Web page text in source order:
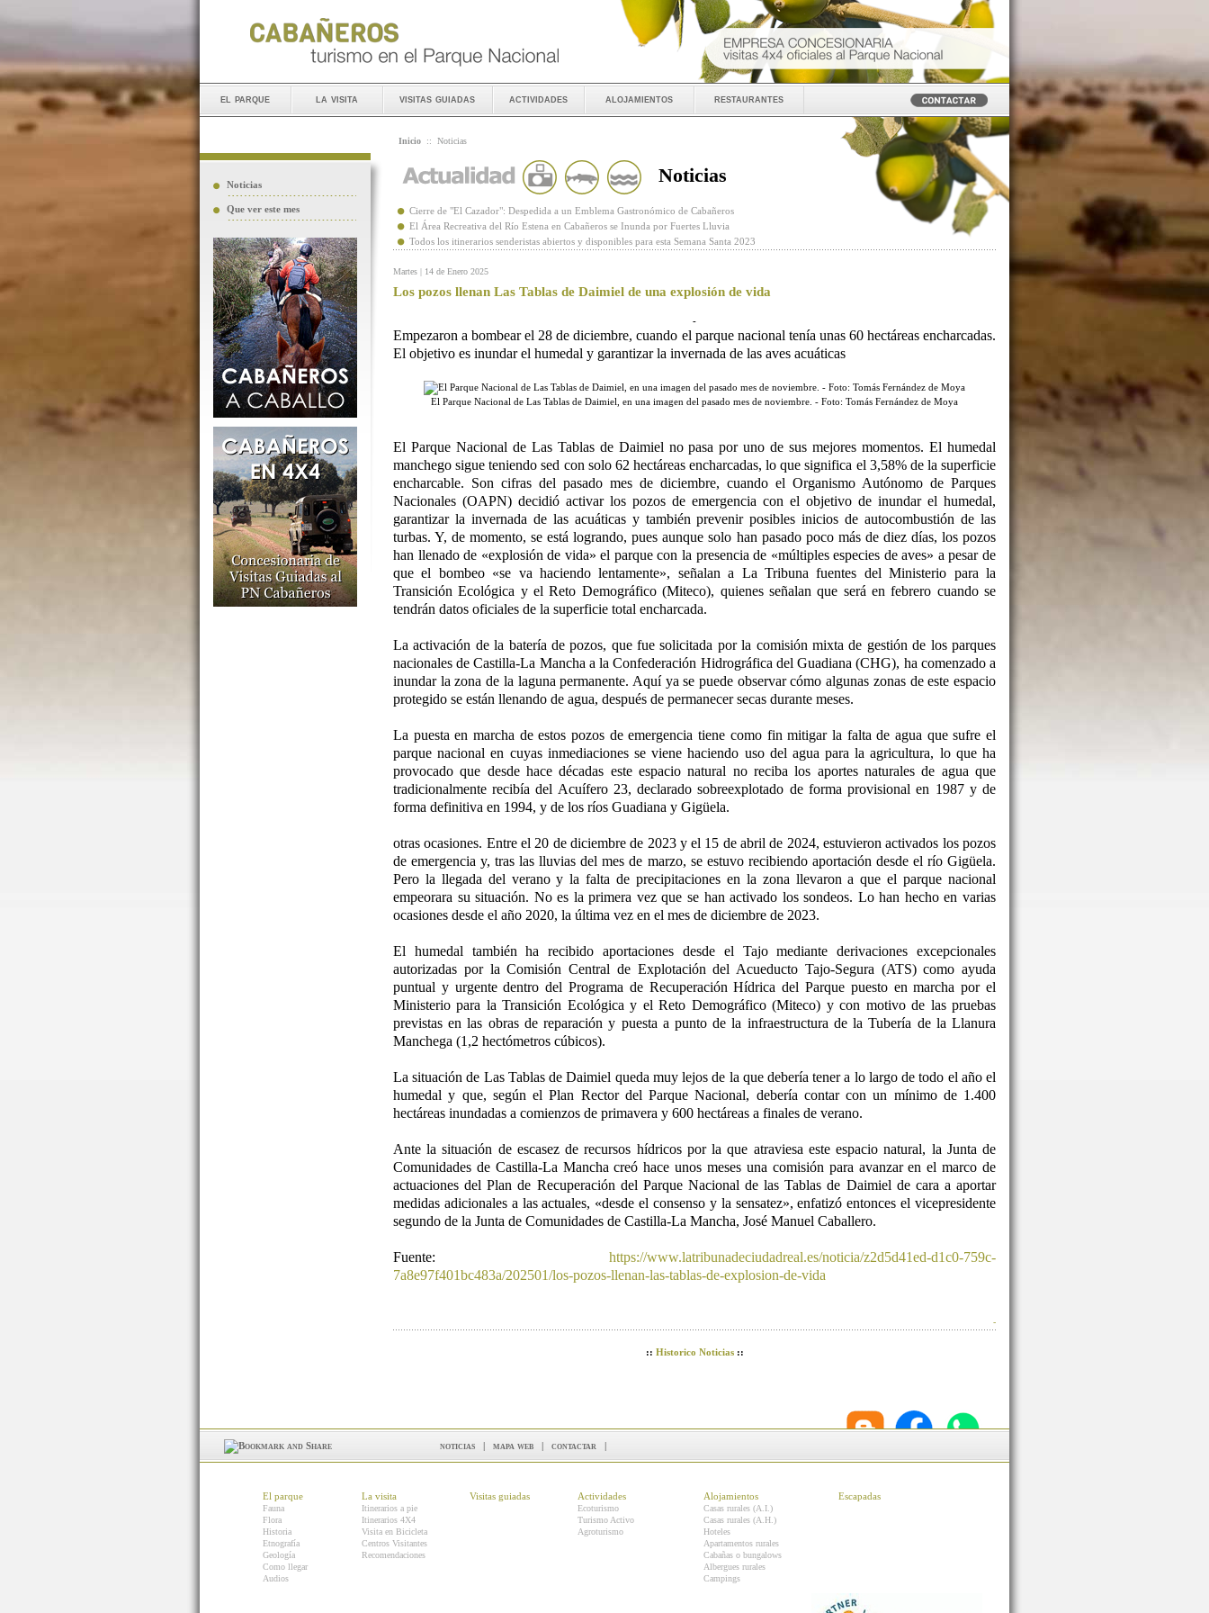
el parque la visita visitas guiadas actividades alojamientos restaurantes
Noticias
Que ver este mes
Inicio :: Noticias
Noticias
Cierre de "El Cazador": Despedida a un Emblema Gastronómico de Cabañeros
El Área Recreativa del Río Estena en Cabañeros se Inunda por Fuertes Lluvia
Todos los itinerarios senderistas abiertos y disponibles para esta Semana Santa 2023
Martes | 14 de Enero 2025
Los pozos llenan Las Tablas de Daimiel de una explosión de vida
-
Empezaron a bombear el 28 de diciembre, cuando el parque nacional tenía unas 60 hectáreas encharcadas.
El objetivo es inundar el humedal y garantizar la invernada de las aves acuáticas
El Parque Nacional de Las Tablas de Daimiel, en una imagen del pasado mes de noviembre. - Foto: Tomás Fernández de Moya
El Parque Nacional de Las Tablas de Daimiel no pasa por uno de sus mejores momentos. El humedal
manchego sigue teniendo sed con solo 62 hectáreas encharcadas, lo que significa el 3,58% de la superficie
encharcable. Son cifras del pasado mes de diciembre, cuando el Organismo Autónomo de Parques
Nacionales (OAPN) decidió activar los pozos de emergencia con el objetivo de inundar el humedal,
garantizar la invernada de las acuáticas y también prevenir posibles inicios de autocombustión de las
turbas. Y, de momento, se está logrando, pues aunque solo han pasado poco más de diez días, los pozos
han llenado de «explosión de vida» el parque con la presencia de «múltiples especies de aves» a pesar de
que el bombeo «se va haciendo lentamente», señalan a La Tribuna fuentes del Ministerio para la
Transición Ecológica y el Reto Demográfico (Miteco), quienes señalan que será en febrero cuando se
tendrán datos oficiales de la superficie total encharcada.
La activación de la batería de pozos, que fue solicitada por la comisión mixta de gestión de los parques
nacionales de Castilla-La Mancha a la Confederación Hidrográfica del Guadiana (CHG), ha comenzado a
inundar la zona de la laguna permanente. Aquí ya se puede observar cómo algunas zonas de este espacio
protegido se están llenando de agua, después de permanecer secas durante meses.
La puesta en marcha de estos pozos de emergencia tiene como fin mitigar la falta de agua que sufre el
parque nacional en cuyas inmediaciones se viene haciendo uso del agua para la agricultura, lo que ha
provocado que desde hace décadas este espacio natural no reciba los aportes naturales de agua que
tradicionalmente recibía del Acuífero 23, declarado sobreexplotado de forma provisional en 1987 y de
forma definitiva en 1994, y de los ríos Guadiana y Gigüela.
otras ocasiones. Entre el 20 de diciembre de 2023 y el 15 de abril de 2024, estuvieron activados los pozos
de emergencia y, tras las lluvias del mes de marzo, se estuvo recibiendo aportación desde el río Gigüela.
Pero la llegada del verano y la falta de precipitaciones en la zona llevaron a que el parque nacional
empeorara su situación. No es la primera vez que se han activado los sondeos. Lo han hecho en varias
ocasiones desde el año 2020, la última vez en el mes de diciembre de 2023.
El humedal también ha recibido aportaciones desde el Tajo mediante derivaciones excepcionales
autorizadas por la Comisión Central de Explotación del Acueducto Tajo-Segura (ATS) como ayuda
puntual y urgente dentro del Programa de Recuperación Hídrica del Parque puesto en marcha por el
Ministerio para la Transición Ecológica y el Reto Demográfico (Miteco) y con motivo de las pruebas
previstas en las obras de reparación y puesta a punto de la infraestructura de la Tubería de la Llanura
Manchega (1,2 hectómetros cúbicos).
La situación de Las Tablas de Daimiel queda muy lejos de la que debería tener a lo largo de todo el año el
humedal y que, según el Plan Rector del Parque Nacional, debería contar con un mínimo de 1.400
hectáreas inundadas a comienzos de primavera y 600 hectáreas a finales de verano.
Ante la situación de escasez de recursos hídricos por la que atraviesa este espacio natural, la Junta de
Comunidades de Castilla-La Mancha creó hace unos meses una comisión para avanzar en el marco de
actuaciones del Plan de Recuperación del Parque Nacional de las Tablas de Daimiel de cara a aportar
medidas adicionales a las actuales, «desde el consenso y la sensatez», enfatizó entonces el vicepresidente
segundo de la Junta de Comunidades de Castilla-La Mancha, José Manuel Caballero.
Fuente: https://www.latribunadeciudadreal.es/noticia/z2d5d41ed-d1c0-759c-
7a8e97f401bc483a/202501/los-pozos-llenan-las-tablas-de-explosion-de-vida
-
:: Historico Noticias::
noticias | mapa web | contactar |
El parque
Fauna
Flora
Historia
Etnografía
Geología
Como llegar
Audios
La visita
Itinerarios a pie
Itinerarios 4X4
Visita en Bicicleta
Centros Visitantes
Recomendaciones
Visitas guiadas Actividades
Ecoturismo
Turismo Activo
Agroturismo
Alojamientos
Casas rurales (A.I.)
Casas rurales (A.H.)
Hoteles
Apartamentos rurales
Cabañas o bungalows
Albergues rurales
Campings
Escapadas